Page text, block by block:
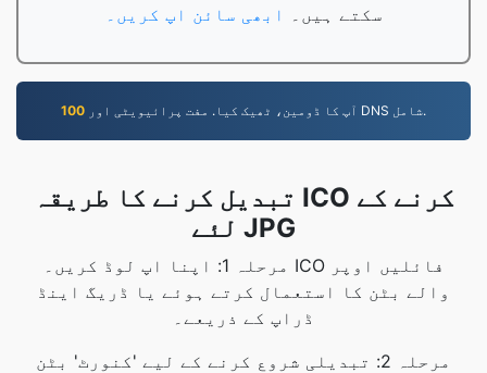
سکتے ہیں۔ ابھی سائن اپ کریں۔
100 آپ کا ڈومین، ٹھیک کیا. مفت پرائیویٹی اور DNS شامل.
تبدیل کرنے کا طریقہ ICO کرنے کے
لئے JPG
مرحلہ 1: اپنا اپ لوڈ کریں۔ ICO فائلیں اوپر
والے بٹن کا استعمال کرتے ہوئے یا ڈریگ اینڈ
ڈراپ کے ذریعے۔
مرحلہ 2: تبدیلی شروع کرنے کے لیے 'کنورٹ' بٹن